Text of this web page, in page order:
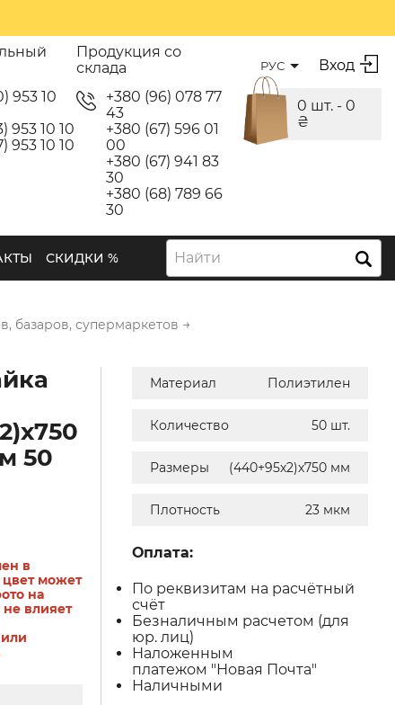
953 10
953 10 10
953 10 10
Продукция со
склада
+380 (96) 078 77
43
+380 (67) 596 01
00
+380 (67) 941 83
30
+380 (68) 789 66
30
РУС Вход
0 шт. - 0
₴
СКИДКИ % Найти
базаров, супермаркетов →
50
в
цвет может
на
не влияет
Материал Полиэтилен
Количество 50 шт.
Размеры (440+95х2)х750 мм
Плотность 23 мкм
Оплата:
По реквизитам на расчётный
счёт
Безналичным расчетом (для
юр. лиц)
Наложенным
платежом "Новая Почта"
Наличными